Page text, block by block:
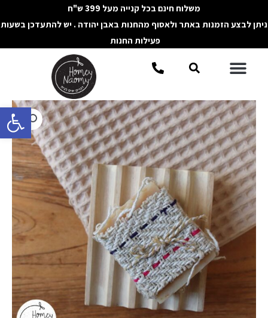
פתח
לתוכן
משלוח חינם בכל קנייה מעל 399 ש"ח
ניתן לבצע הזמנות באתר ולאסוף מהחנות באבן יהודה . יש להתעדכן בשעות
פעילות החנות
תפריטחיפוש